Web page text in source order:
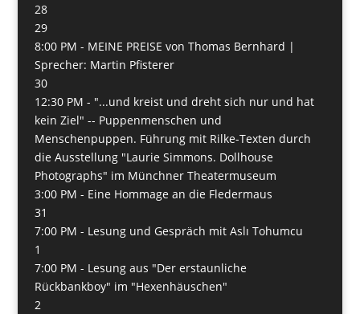
28
29
8:00 PM - MEINE PREISE von Thomas Bernhard |
Sprecher: Martin Pfisterer
30
12:30 PM - "...und kreist und dreht sich nur und hat
kein Ziel" -- Puppenmenschen und
Menschenpuppen. Führung mit Rilke-Texten durch
die Ausstellung "Laurie Simmons. Dollhouse
Photographs" im Münchner Theatermuseum
3:00 PM - Eine Hommage an die Fledermaus
31
7:00 PM - Lesung und Gespräch mit Aslı Tohumcu
1
7:00 PM - Lesung aus "Der erstaunliche
Rückbankboy" im "Hexenhäuschen"
2